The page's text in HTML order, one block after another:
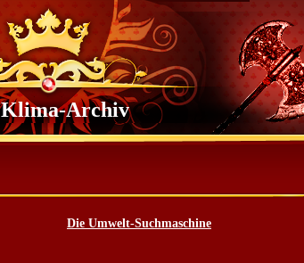
Klima-Archiv
Die Umwelt-Suchmaschine